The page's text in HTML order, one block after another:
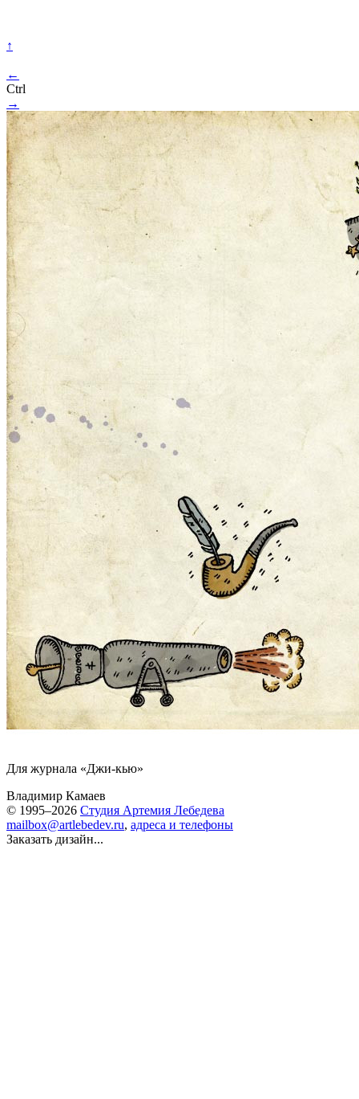
↑
←
Ctrl
→
Для журнала «Джи-кью»
Владимир Камаев
© 1995–2026 Студия Артемия Лебедева
mailbox@artlebedev.ru, адреса и телефоны
Заказать дизайн...